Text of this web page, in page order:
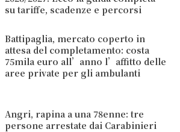
su tariffe, scadenze e percorsi
Battipaglia, mercato coperto in
attesa del completamento: costa
75mila euro all’anno l’affitto delle
aree private per gli ambulanti
Angri, rapina a una 78enne: tre
persone arrestate dai Carabinieri